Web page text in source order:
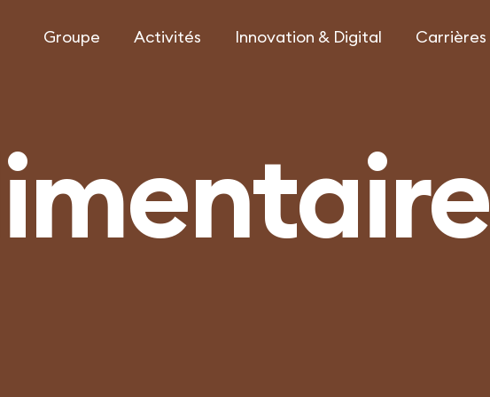
Groupe Activités Innovation & Digital Carrières